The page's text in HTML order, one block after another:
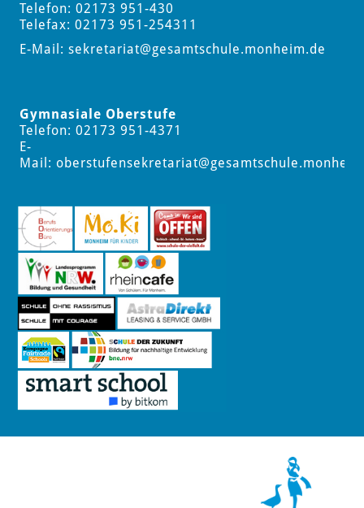
Telefon: 02173 951-430
Telefax: 02173 951-254311
E-Mail: sekretariat@gesamtschule.monheim.de
Gymnasiale Oberstufe
Telefon: 02173 951-4371
E-
Mail: oberstufensekretariat